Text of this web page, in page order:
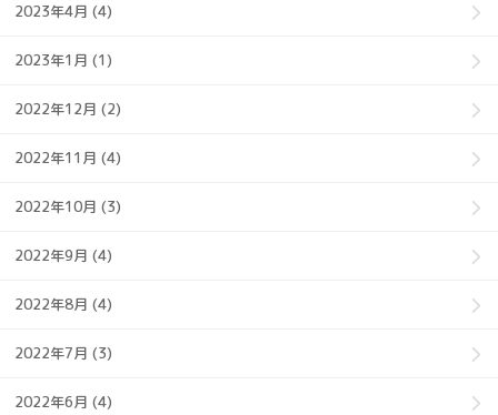
2023年4月 (4)
2023年1月 (1)
2022年12月 (2)
2022年11月 (4)
2022年10月 (3)
2022年9月 (4)
2022年8月 (4)
2022年7月 (3)
2022年6月 (4)